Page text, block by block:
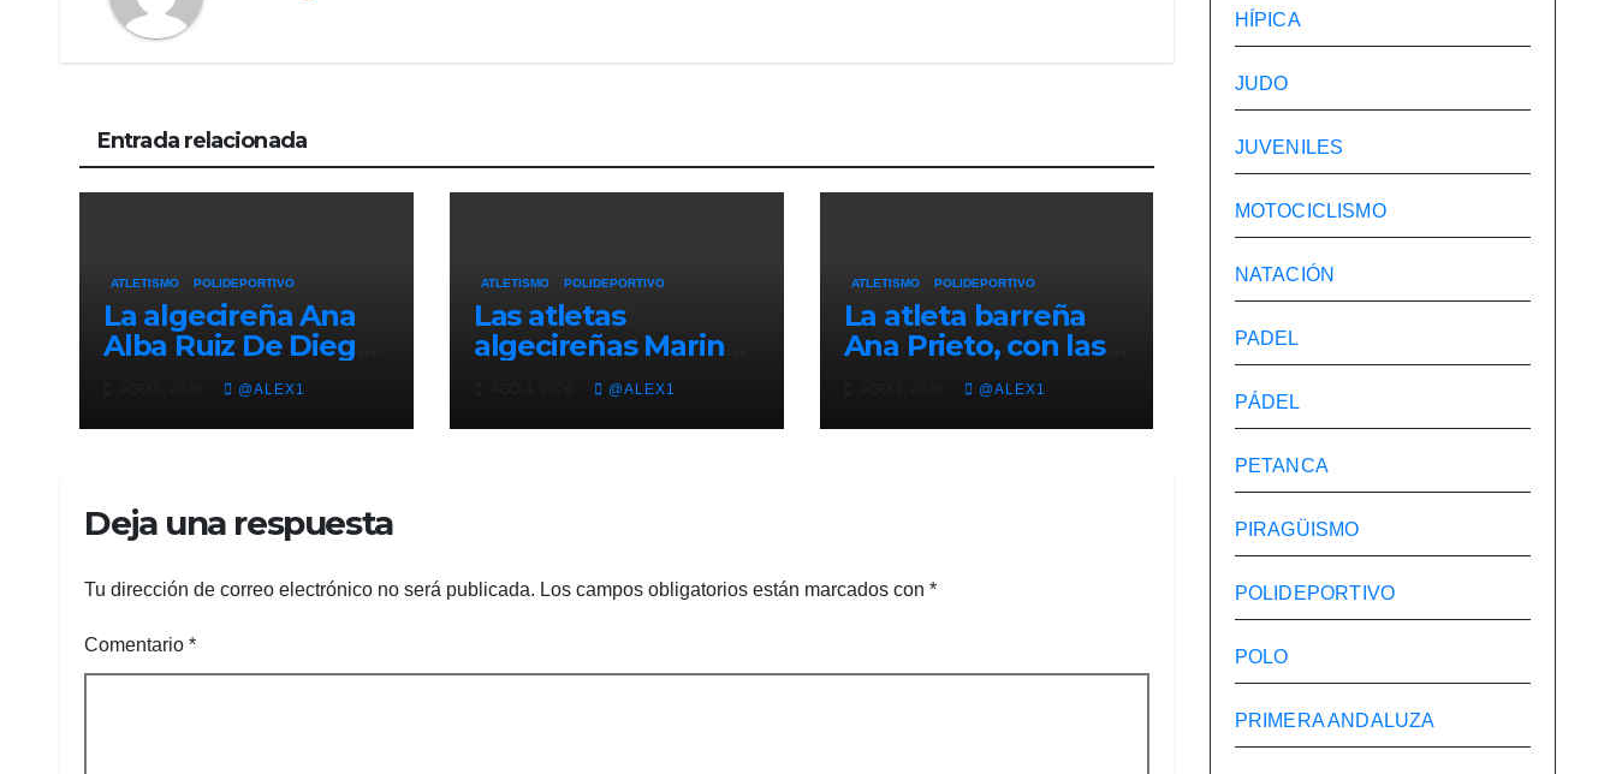
Entrada relacionada
ATLETISMO POLIDEPORTIVO
La algecireña Ana
Alba Ruiz De Diego
se mete en la final
del Mundial Sub-20
con el Relevo Mixto
@ALEX1
ATLETISMO POLIDEPORTIVO
Las atletas
algecireñas Marina
Delgado y Ana Alba
Ruiz, con España
camino del Mundial
@ALEX1
ATLETISMO POLIDEPORTIVO
La atleta barreña
Ana Prieto, con las
maletas hechas
para participar
desde el día 10 en el
@ALEX1
Deja una respuesta
Tu dirección de correo electrónico no será publicada. Los campos obligatorios están marcados con *
Comentario *
HÍPICA
JUDO
JUVENILES
MOTOCICLISMO
NATACIÓN
PADEL
PÁDEL
PETANCA
PIRAGÜISMO
POLIDEPORTIVO
POLO
PRIMERA ANDALUZA